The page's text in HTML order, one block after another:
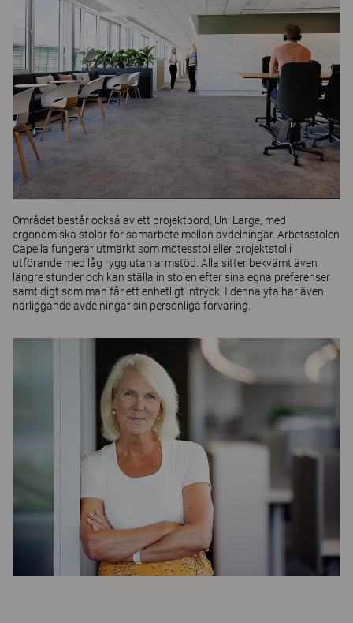
Området består också av ett projektbord, Uni Large, med
ergonomiska stolar för samarbete mellan avdelningar. Arbetsstolen
Capella fungerar utmärkt som mötesstol eller projektstol i
utförande med låg rygg utan armstöd. Alla sitter bekvämt även
längre stunder och kan ställa in stolen efter sina egna preferenser
samtidigt som man får ett enhetligt intryck. I denna yta har även
närliggande avdelningar sin personliga förvaring.